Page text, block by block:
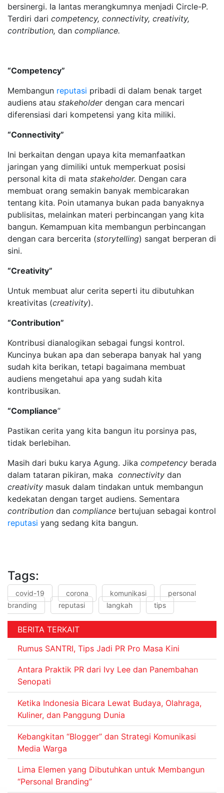
bersinergi. Ia lantas merangkumnya menjadi Circle-P.
Terdiri dari competency, connectivity, creativity,
contribution, dan compliance.
“Competency”
Membangun reputasi pribadi di dalam benak target
audiens atau stakeholderdengan cara mencari
diferensiasi dari kompetensi yang kita miliki.
“Connectivity”
Ini berkaitan dengan upaya kita memanfaatkan
jaringan yang dimiliki untuk memperkuat posisi
personal kita di mata stakeholder. Dengan cara
membuat orang semakin banyak membicarakan
tentang kita. Poin utamanya bukan pada banyaknya
publisitas, melainkan materi perbincangan yang kita
bangun. Kemampuan kita membangun perbincangan
dengan cara bercerita (storytelling) sangat berperan di
sini.
“Creativity”
Untuk membuat alur cerita seperti itu dibutuhkan
kreativitas (creativity).
“Contribution”
Kontribusi dianalogikan sebagai fungsi kontrol.
Kuncinya bukan apa dan seberapa banyak hal yang
sudah kita berikan, tetapi bagaimana membuat
audiens mengetahui apa yang sudah kita
kontribusikan.
“Compliance”
Pastikan cerita yang kita bangun itu porsinya pas,
tidak berlebihan.
Masih dari buku karya Agung. Jika competency berada
dalam tataran pikiran, maka connectivity dan
creativity masuk dalam tindakan untuk membangun
kedekatan dengan target audiens. Sementara
contribution dan compliance bertujuan sebagai kontrol
reputasi yang sedang kita bangun.
Tags:
covid-19 corona komunikasi
personal
branding
reputasi langkah tips
BERITA TERKAIT
Rumus SANTRI, Tips Jadi PR Pro Masa Kini
Antara Praktik PR dari Ivy Lee dan Panembahan
Senopati
Ketika Indonesia Bicara Lewat Budaya, Olahraga,
Kuliner, dan Panggung Dunia
Kebangkitan “Blogger” dan Strategi Komunikasi
Media Warga
Lima Elemen yang Dibutuhkan untuk Membangun
“Personal Branding”